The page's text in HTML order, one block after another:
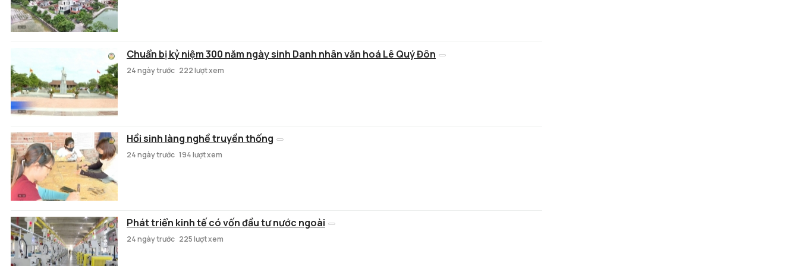
Chuẩn bị kỷ niệm 300 năm ngày sinh Danh nhân văn hoá Lê Quý Đôn
24 ngày trước 222 lượt xem
Hồi sinh làng nghề truyền thống
24 ngày trước 194 lượt xem
Phát triển kinh tế có vốn đầu tư nước ngoài
24 ngày trước 225 lượt xem